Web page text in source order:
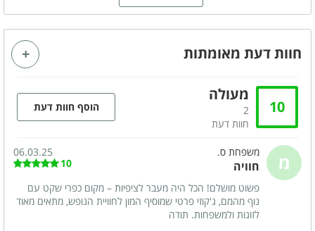
מיטה זוגית
פינת אוכל
מסך טלויזיה LCD
אינטרנט אלחוטי (WI-FI)
גקוזי זוגי
מרפסת
חוות דעת מאומתות
10
מעולה
2
חוות דעת
הוסף חוות דעת
מ משפחת ס.
חוויה
06.03.25
10
פשוט מושלם! הכל היה מעבר לציפיות – מקום כפרי שקט עם
נוף מהמם, ג'קוזי פרטי שמוסיף המון לחוויית הנופש, מתאים מאוד
לזוגות ולמשפחות. תודה